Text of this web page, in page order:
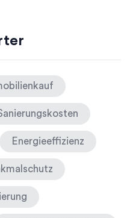
Energieeffizienz